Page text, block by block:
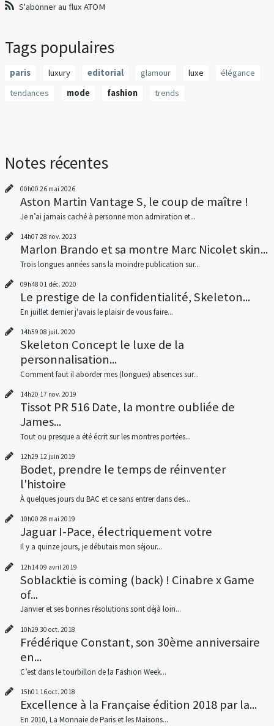
S'abonner au flux ATOM
Tags populaires
paris luxury editorial glamour luxe
élégance
tendances
mode fashion trends
Notes récentes
00h00 26 mai 2026
Aston Martin Vantage S, le coup de maître !
Je n’ai jamais caché à personne mon admiration et...
14h07 28 nov. 2023
Marlon Brando et sa montre Marc Nicolet skin...
Trois longues années sans la moindre publication sur...
09h48 01 déc. 2020
Le prestige de la confidentialité, Skeleton...
En juillet dernier j'avais le plaisir de vous faire...
14h59 08 juil. 2020
Skeleton Concept le luxe de la
personnalisation...
Comment faut il aborder mes (longues) absences sur...
14h20 17 nov. 2019
Tissot PR 516 Date, la montre oubliée de
James...
Tout ou presque a été écrit sur les montres portées...
12h29 12 juin 2019
Bodet, prendre le temps de réinventer
l'histoire
À quelques jours du BAC et ce sans entrer dans des...
10h00 28 mai 2019
Jaguar I-Pace, électriquement votre
Il y a quinze jours, je débutais mon séjour...
12h1409 avril 2019
Soblacktie is coming (back) ! Cinabre x Game
of...
Janvier et ses bonnes résolutions sont déjà loin...
10h29 30 oct. 2018
Frédérique Constant, son 30ème anniversaire
en...
C’est dans le tourbillon de la Fashion Week...
15h01 16oct. 2018
Excellence à la Française édition 2018 par la...
En 2010, La Monnaie de Paris et les Maisons...